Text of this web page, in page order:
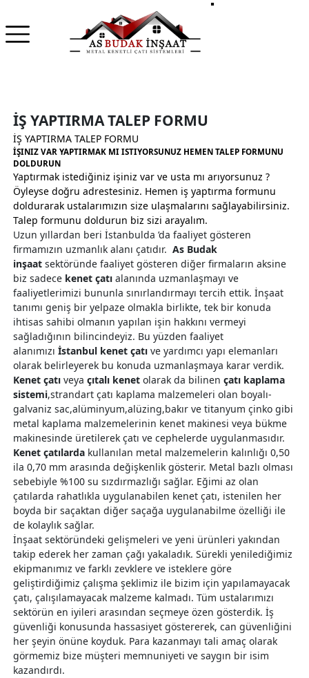
İŞ YAPTIRMA TALEP FORMU
İŞ YAPTIRMA TALEP FORMU
İŞINIZ VAR YAPTIRMAK MI ISTIYORSUNUZ HEMEN TALEP FORMUNU
DOLDURUN
Yaptırmak istediğiniz işiniz var ve usta mı arıyorsunuz ?
Öyleyse doğru adrestesiniz. Hemen iş yaptırma formunu
doldurarak ustalarımızın size ulaşmalarını sağlayabilirsiniz.
Talep formunu doldurun biz sizi arayalım.
Uzun yıllardan beri İstanbulda ’da faaliyet gösteren
firmamızın uzmanlık alanı çatıdır. As Budak
inşaatsektöründe faaliyet gösteren diğer firmaların aksine
biz sadece kenet çatı alanında uzmanlaşmayı ve
faaliyetlerimizi bununla sınırlandırmayı tercih ettik. İnşaat
tanımı geniş bir yelpaze olmakla birlikte, tek bir konuda
ihtisas sahibi olmanın yapılan işin hakkını vermeyi
sağladığının bilincindeyiz. Bu yüzden faaliyet
alanımızıİstanbul kenet çatıve yardımcı yapı elemanları
olarak belirleyerek bu konuda uzmanlaşmaya karar verdik.
Kenet çatı veyaçıtalı kenetolarak da bilinen çatı kaplama
sistemi,strandart çatı kaplama malzemeleri olan boyalı-
galvaniz sac,alüminyum,alüzing,bakır ve titanyum çinko gibi
metal kaplama malzemelerinin kenet makinesi veya bükme
makinesinde üretilerek çatı ve cephelerde uygulanmasıdır.
Kenet çatılarda kullanılan metal malzemelerin kalınlığı 0,50
ila 0,70 mm arasında değişkenlik gösterir. Metal bazlı olması
sebebiyle %100 su sızdırmazlığı sağlar. Eğimi az olan
çatılarda rahatlıkla uygulanabilen kenet çatı, istenilen her
boyda bir saçaktan diğer saçağa uygulanabilme özelliği ile
de kolaylık sağlar.
İnşaat sektöründeki gelişmeleri ve yeni ürünleri yakından
takip ederek her zaman çağı yakaladık. Sürekli yenilediğimiz
ekipmanımız ve farklı zevklere ve isteklere göre
geliştirdiğimiz çalışma şeklimiz ile bizim için yapılamayacak
çatı, çalışılamayacak malzeme kalmadı. Tüm ustalarımızı
sektörün en iyileri arasından seçmeye özen gösterdik. İş
güvenliği konusunda hassasiyet göstererek, can güvenliğini
her şeyin önüne koyduk. Para kazanmayı tali amaç olarak
görmemiz bize müşteri memnuniyeti ve saygın bir isim
kazandırdı.